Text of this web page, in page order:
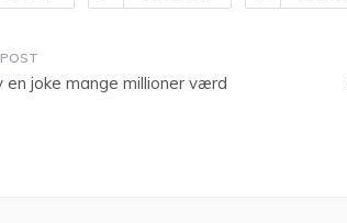
en joke mange millioner værd